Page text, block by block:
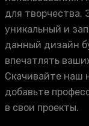
для творчества.
уникальный и
данный дизайн
впечатлять
Скачивайте наш
добавьте
в свои проекты.